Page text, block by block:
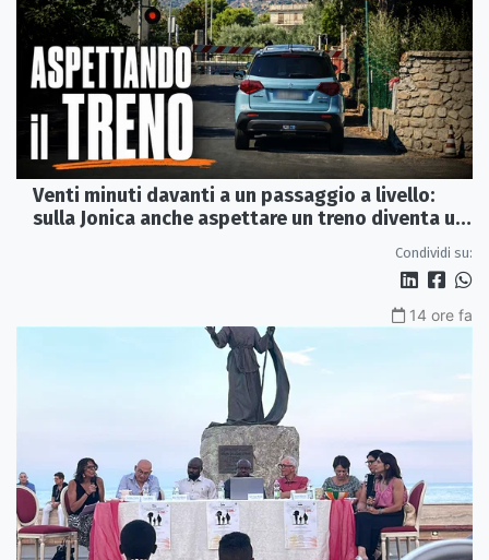
Venti minuti davanti a un passaggio a livello:
sulla Jonica anche aspettare un treno diventa un
Condividi su:
14 ore fa